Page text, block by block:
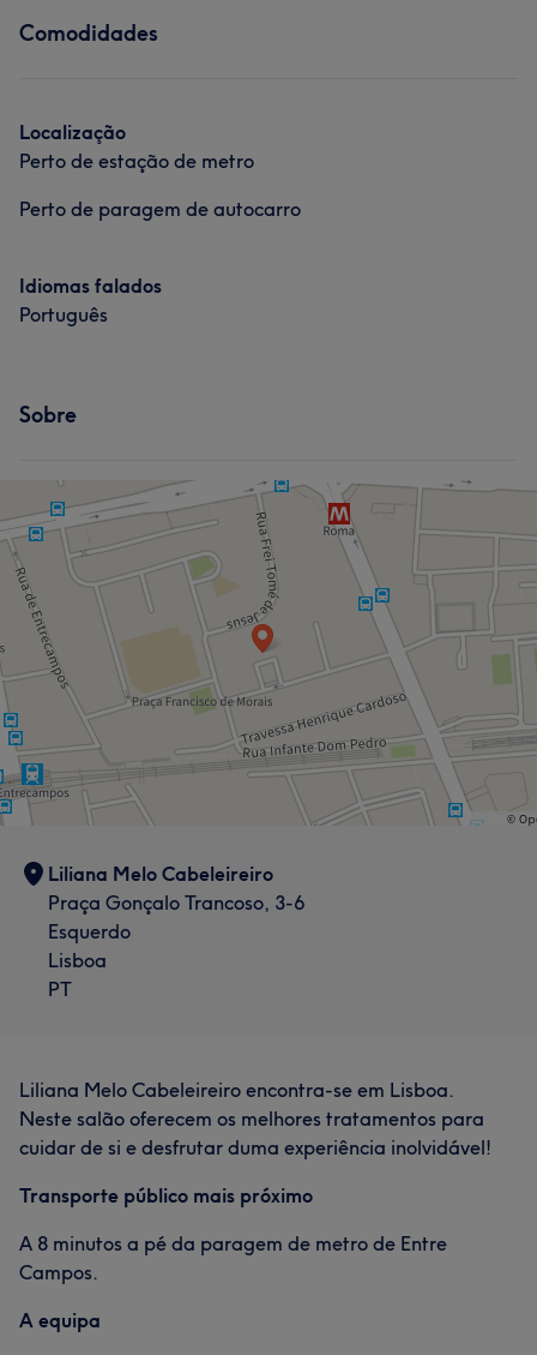
Comodidades
Localização
Perto de estação de metro
Perto de paragem de autocarro
Idiomas falados
Português
Sobre
Liliana Melo Cabeleireiro
Praça Gonçalo Trancoso, 3-6
Esquerdo
Lisboa
PT
Liliana Melo Cabeleireiro encontra-se em Lisboa.
Neste salão oferecem os melhores tratamentos para
cuidar de si e desfrutar duma experiência inolvidável!
Transporte público mais próximo
A 8 minutos a pé da paragem de metro de Entre
Campos.
A equipa